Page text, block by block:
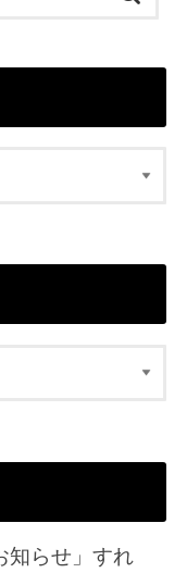
知らせ」すれ